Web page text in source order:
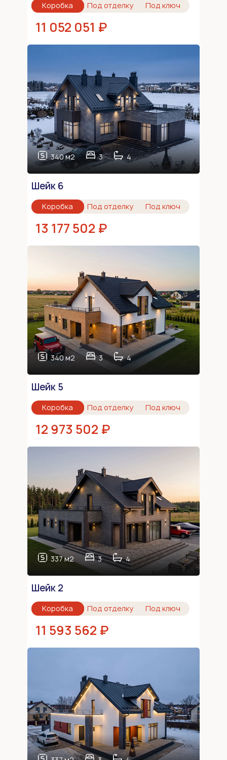
Коробка Под отделку Под ключ
11 052 051 ₽
340 м2 3 4
Шейк 6
Коробка Под отделку Под ключ
13 177 502 ₽
340 м2 3 4
Шейк 5
Коробка Под отделку Под ключ
12 973 502 ₽
337 м2 3 4
Шейк 2
Коробка Под отделку Под ключ
11 593 562 ₽